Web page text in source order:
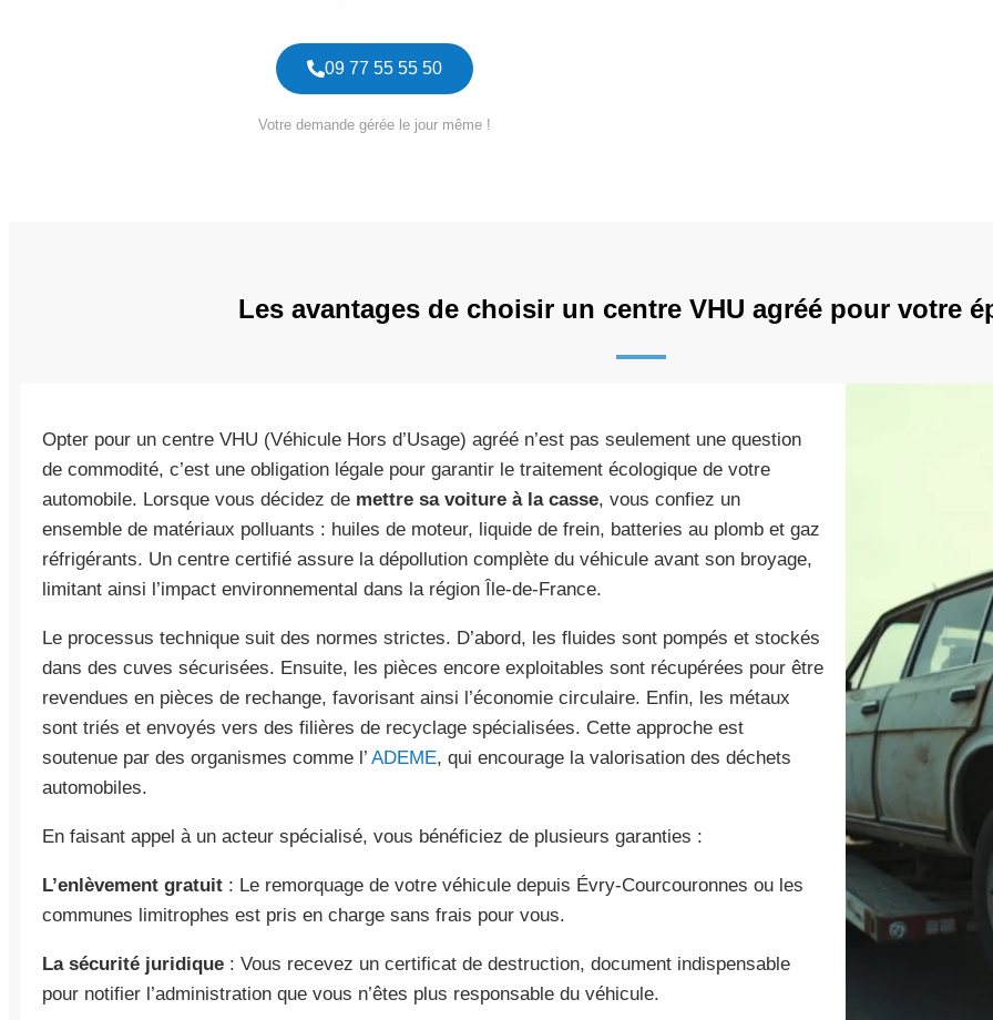
09 77 55 55 50
Votre demande gérée le jour même !
Les avantages de choisir un centre VHU agréé pour votre
Opter pour un centre VHU (Véhicule Hors d’Usage) agréé n’est pas seulement une question
de commodité, c’est une obligation légale pour garantir le traitement écologique de votre
automobile. Lorsque vous décidez de mettre sa voiture à la casse, vous confiez un
ensemble de matériaux polluants : huiles de moteur, liquide de frein, batteries au plomb et gaz
réfrigérants. Un centre certifié assure la dépollution complète du véhicule avant son broyage,
limitant ainsi l’impact environnemental dans la région Île-de-France.
Le processus technique suit des normes strictes. D’abord, les fluides sont pompés et stockés
dans des cuves sécurisées. Ensuite, les pièces encore exploitables sont récupérées pour être
revendues en pièces de rechange, favorisant ainsi l’économie circulaire. Enfin, les métaux
sont triés et envoyés vers des filières de recyclage spécialisées. Cette approche est
soutenue par des organismes comme l’ ADEME, qui encourage la valorisation des déchets
automobiles.
En faisant appel à un acteur spécialisé, vous bénéficiez de plusieurs garanties :
L’enlèvement gratuit : Le remorquage de votre véhicule depuis Évry-Courcouronnes ou les
communes limitrophes est pris en charge sans frais pour vous.
La sécurité juridique : Vous recevez un certificat de destruction, document indispensable
pour notifier l’administration que vous n’êtes plus responsable du véhicule.